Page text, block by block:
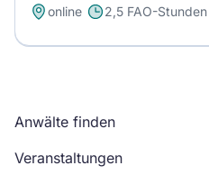
online 2,5 FAO-Stunden
Anwälte finden
Veranstaltungen